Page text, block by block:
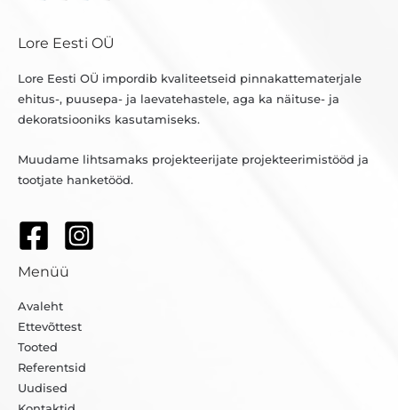
Lore Eesti OÜ
Lore Eesti OÜ impordib kvaliteetseid pinnakattematerjale
ehitus-, puusepa- ja laevatehastele, aga ka näituse- ja
dekoratsiooniks kasutamiseks.
Muudame lihtsamaks projekteerijate projekteerimistööd ja
tootjate hanketööd.
Menüü
Avaleht
Ettevõttest
Tooted
Referentsid
Uudised